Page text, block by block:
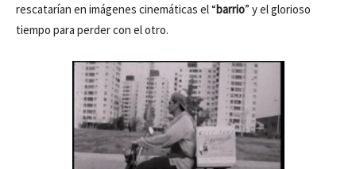
rescatarían en imágenes cinemáticas el “barrio” y el glorioso
tiempo para perder con el otro.